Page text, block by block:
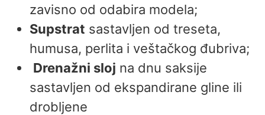
zavisno od odabira modela;
Supstrat sastavljen od treseta,
humusa, perlita i veštačkog đubriva;
Drenažni sloj na dnu saksije
sastavljen od ekspandirane gline ili
drobljene